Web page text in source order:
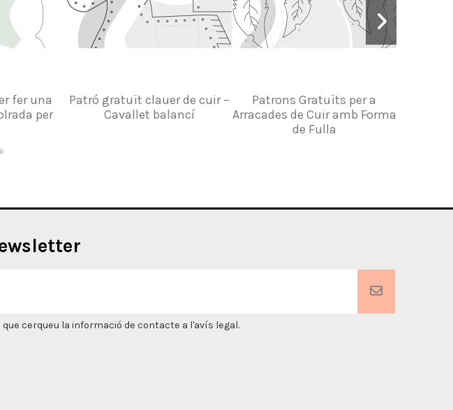
fer una
per
Patró gratuït clauer de cuir –
Cavallet balancí
Patrons Gratuïts per a
Arracades de Cuir amb Forma
de Fulla
cerqueu la informació de contacte a l'avís legal.